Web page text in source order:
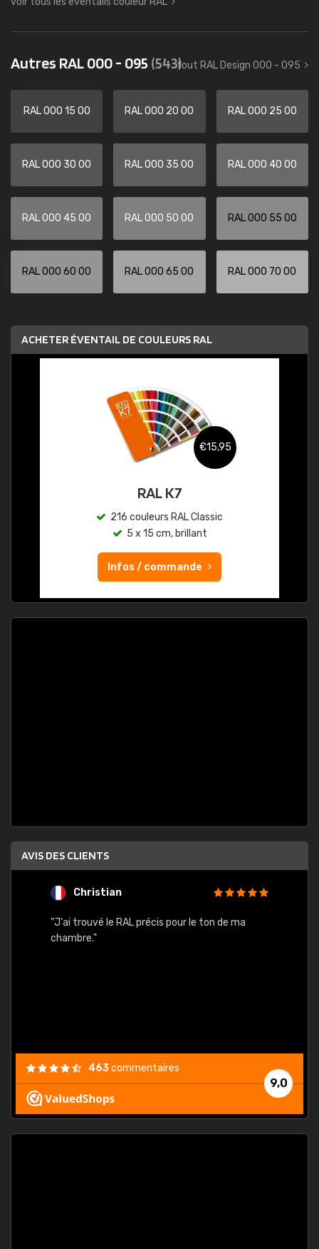
Autres RAL 000 - 095 (543)tout RAL Design 000 - 095
RAL 000 15 00 RAL 000 20 00 RAL 000 25 00
RAL 000 30 00 RAL 000 35 00 RAL 000 40 00
RAL 000 45 00 RAL 000 50 00 RAL 000 55 00
RAL 000 60 00 RAL 000 65 00 RAL 000 70 00
ACHETER ÉVENTAIL DE COULEURS RAL
€15,95
RAL K7
216 couleurs RAL Classic
5 x 15 cm, brillant
Infos / commande
AVIS DES CLIENTS
Christian
"J'ai trouvé le RAL précis pour le ton de ma
chambre."
9,0
463commentaires